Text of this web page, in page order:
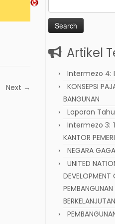
Next →
for:
Artikel
Intermezo 4:
KONSEPSI
BANGUNAN
Laporan
Intermezo 3:
KANTOR
NEGARA
UNITED